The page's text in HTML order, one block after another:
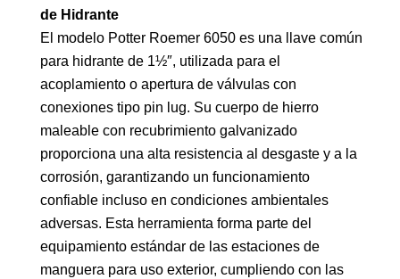
de Hidrante
El modelo Potter Roemer 6050 es una llave común
para hidrante de 1½″, utilizada para el
acoplamiento o apertura de válvulas con
conexiones tipo pin lug. Su cuerpo de hierro
maleable con recubrimiento galvanizado
proporciona una alta resistencia al desgaste y a la
corrosión, garantizando un funcionamiento
confiable incluso en condiciones ambientales
adversas. Esta herramienta forma parte del
equipamiento estándar de las estaciones de
manguera para uso exterior, cumpliendo con las